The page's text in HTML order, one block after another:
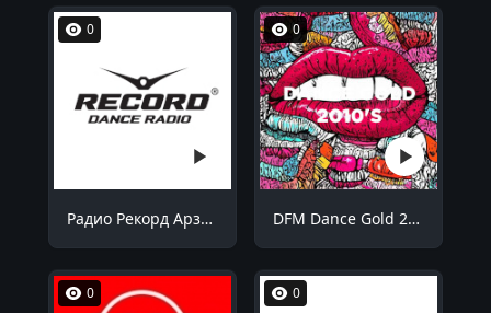
0
Радио Рекорд Арзамас 91.2 FM
0
DFM Dance Gold 2010s
0 0